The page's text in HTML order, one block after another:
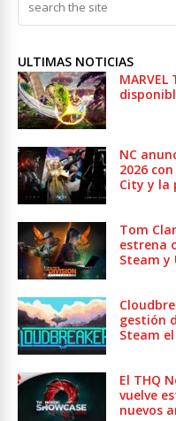
ULTIMAS NOTICIAS
NC
2026
City y la
Tom
estrena
Steam y
gestión
Steam
El THQ
vuelve
nuevos